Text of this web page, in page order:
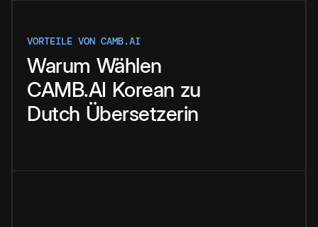
VORTEILE VON CAMB.AI
Warum Wählen
CAMB.AI Korean zu
Dutch Übersetzerin